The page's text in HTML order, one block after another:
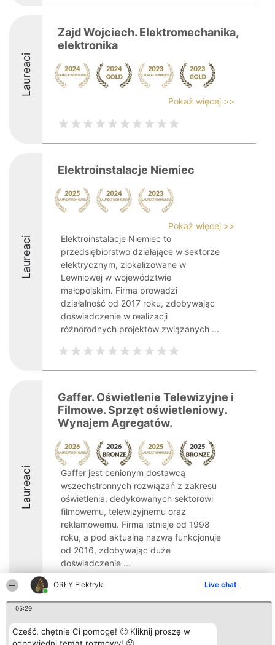
ORŁY Elektryki Live chat
05:29
Cześć, chętnie Ci pomogę! 🙂 Kliknij proszę w
Laureaci
Zajd Wojciech. Elektromechanika,
elektronika
Pokaż więcej >>
Laureaci
Elektroinstalacje Niemiec
Pokaż więcej >>
Elektroinstalacje Niemiec to
przedsiębiorstwo działające w sektorze
elektrycznym, zlokalizowane w
Lewniowej w województwie
małopolskim. Firma prowadzi
działalność od 2017 roku, zdobywając
doświadczenie w realizacji
różnorodnych projektów związanych ...
Laureaci
Gaffer. Oświetlenie Telewizyjne i
Filmowe. Sprzęt oświetleniowy.
Wynajem Agregatów.
Gaffer jest cenionym dostawcą
wszechstronnych rozwiązań z zakresu
oświetlenia, dedykowanych sektorowi
filmowemu, telewizyjnemu oraz
reklamowemu. Firma istnieje od 1998
roku, a pod aktualną nazwą funkcjonuje
od 2016, zdobywając duże
doświadczenie ...
8.6
Organizator plebiscytu
Bright Side Solutions sp. z o.
Plebiscyt
Laureaci
Kontakt